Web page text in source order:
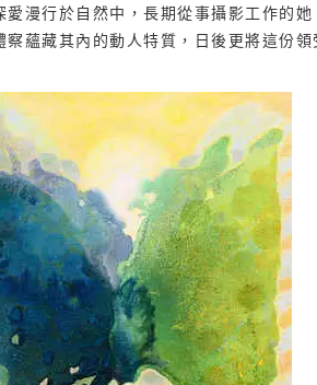
愛漫行於自然中，長期從事攝影工作的
察蘊藏其內的動人特質，日後更將這份